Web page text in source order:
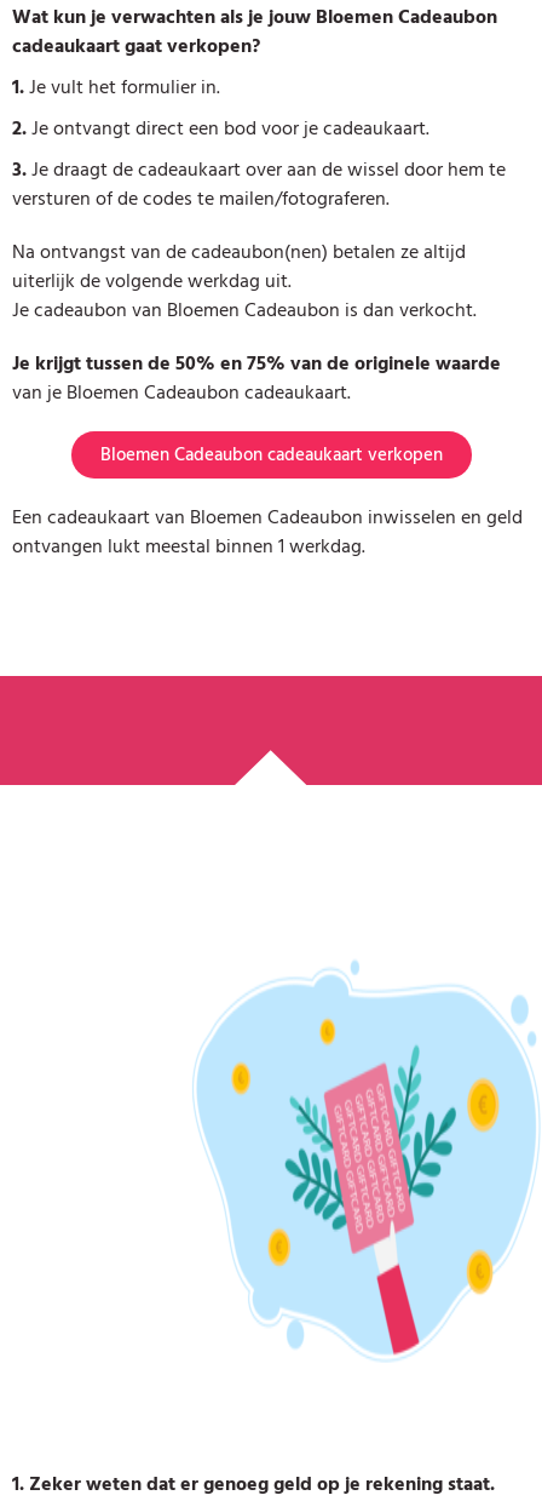
Wat kun je verwachten als je jouw Bloemen Cadeaubon
cadeaukaart gaat verkopen?
1.Je vult het formulier in.
2.Je ontvangt direct een bod voor je cadeaukaart.
3.Je draagt de cadeaukaart over aan de wissel door hem te
versturen of de codes te mailen/fotograferen.
Na ontvangst van de cadeaubon(nen) betalen ze altijd
uiterlijk de volgende werkdag uit.
Je cadeaubon van Bloemen Cadeaubon is dan verkocht.
Je krijgt tussen de 50% en 75% van de originele waarde
van je Bloemen Cadeaubon cadeaukaart.
Bloemen Cadeaubon cadeaukaart verkopen
Een cadeaukaart van Bloemen Cadeaubon inwisselen en geld
ontvangen lukt meestal binnen 1 werkdag.
1. Zeker weten dat er genoeg geld op je rekening staat.